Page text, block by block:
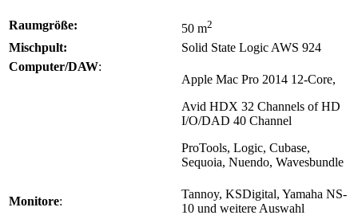
Raumgröße: 50 m2
Mischpult:
Solid State Logic AWS 924
Computer/DAW:
Apple Mac Pro 2014 12-Core,
Avid HDX 32 Channels of HD
I/O/DAD 40 Channel
ProTools, Logic, Cubase,
Sequoia, Nuendo, Wavesbundle
Monitore:
Tannoy, KSDigital, Yamaha NS-
10 und weitere Auswahl